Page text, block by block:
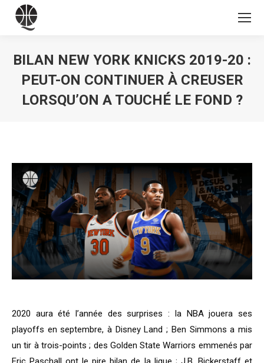
BILAN NEW YORK KNICKS 2019-20 :
PEUT-ON CONTINUER À CREUSER
LORSQU’ON A TOUCHÉ LE FOND ?
2020 aura été l’année des surprises : la NBA jouera ses
playoffs en septembre, à Disney Land ; Ben Simmons a mis
un tir à trois-points ; des Golden State Warriors emmenés par